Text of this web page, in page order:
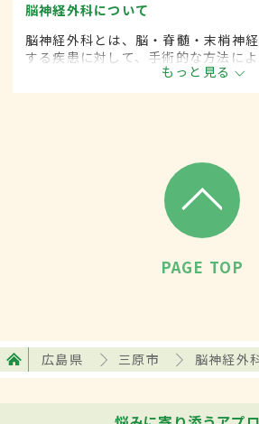
脳神経外科について
脳神経外科とは、脳・脊髄・末梢神
する疾患に対して、手術的な方法に
もっと見る
PAGE TOP
広島県 三原市 脳神経外